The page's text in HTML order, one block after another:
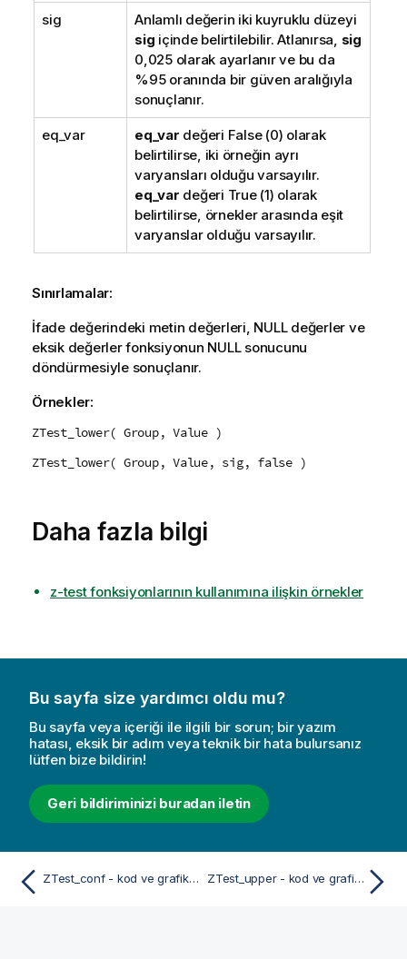
sig
Anlamlı değerin iki kuyruklu düzeyi
sig içinde belirtilebilir. Atlanırsa, sig
0,025 olarak ayarlanır ve bu da
%95 oranında bir güven aralığıyla
sonuçlanır.
eq_var eq_var değeri False(0) olarak
belirtilirse, iki örneğin ayrı
varyansları olduğu varsayılır.
eq_var değeri True(1) olarak
belirtilirse, örnekler arasında eşit
varyanslar olduğu varsayılır.
Sınırlamalar:
İfade değerindeki metin değerleri, NULLdeğerler ve
eksik değerler fonksiyonun NULLsonucunu
döndürmesiyle sonuçlanır.
Örnekler:
ZTest_lower( Group, Value )
ZTest_lower( Group, Value, sig, false )
Daha fazla bilgi
z-test fonksiyonlarının kullanımına ilişkin örnekler
Bu sayfa size yardımcı oldu mu?
Bu sayfa veya içeriği ile ilgili bir sorun; bir yazım
hatası, eksik bir adım veya teknik bir hata bulursanız
lütfen bize bildirin!
Geri bildiriminizi buradan iletin
ZTest_conf - kod ve grafik fonksiyonu ZTest_upper - kod ve grafik fonksiyonu